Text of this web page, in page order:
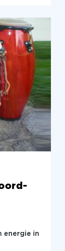
energie in